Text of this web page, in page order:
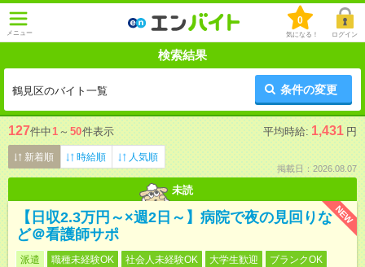
メニュー
0
気になる！ ログイン
検索結果
鶴見区のバイト一覧 条件の変更
127件中1 ～ 50件表示 平均時給: 1,431 円
新着順 時給順 人気順
掲載日：2026.08.07
未読
NEW
【日収2.3万円～×週2日～】病院で夜の見回りな
ど＠看護師サポ
派遣 職種未経験OK 社会人未経験OK 大学生歓迎
ブランクOK